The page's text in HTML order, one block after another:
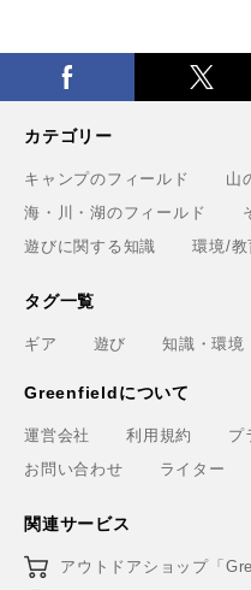
カテゴリー
キャンプのフィールド
山
海・川・湖のフィールド
遊びに関する知識
環境/教
タグ一覧
ギア 遊び 知識・環境
Greenfieldについて
運営会社 利用規約
プ
お問い合わせ
ライター
関連サービス
アウトドアショップ「